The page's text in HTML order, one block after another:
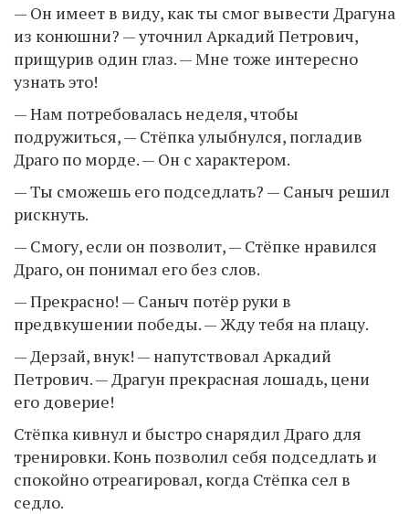
— Он имеет в виду, как ты смог вывести Драгуна
из конюшни? — уточнил Аркадий Петрович,
прищурив один глаз. — Мне тоже интересно
узнать это!
— Нам потребовалась неделя, чтобы
подружиться, — Стёпка улыбнулся, погладив
Драго по морде. — Он с характером.
— Ты сможешь его подседлать? — Саныч решил
рискнуть.
— Смогу, если он позволит, — Стёпке нравился
Драго, он понимал его без слов.
— Прекрасно! — Саныч потёр руки в
предвкушении победы. — Жду тебя на плацу.
— Дерзай, внук! — напутствовал Аркадий
Петрович. — Драгун прекрасная лошадь, цени
его доверие!
Стёпка кивнул и быстро снарядил Драго для
тренировки. Конь позволил себя подседлать и
спокойно отреагировал, когда Стёпка сел в
седло.